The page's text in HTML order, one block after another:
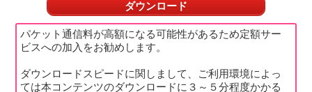
ダウンロード
パケット通信料が高額になる可能性があるため定額サー
ビスへの加入をお勧めします。
ダウンロードスピードに関しまして、ご利用環境によっ
ては本コンテンツのダウンロードに３～５分程度かかる